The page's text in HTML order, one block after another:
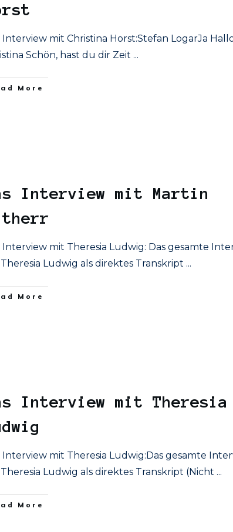
Interview mit Christina Horst:Stefan LogarJa
Schön, hast du dir Zeit ...
More
Interview mit Martin
Interview mit Theresia Ludwig: Das gesamte
Ludwig als direktes Transkript ...
More
Interview mit Theresia
Interview mit Theresia Ludwig:Das gesamte
Ludwig als direktes Transkript (Nicht ...
More